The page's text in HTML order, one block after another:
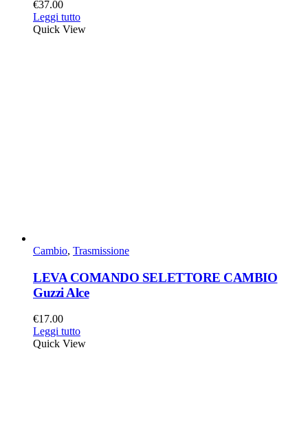
€37.00
Leggi tutto
Quick View
Cambio, Trasmissione
LEVA COMANDO SELETTORE CAMBIO
Guzzi Alce
€17.00
Leggi tutto
Quick View